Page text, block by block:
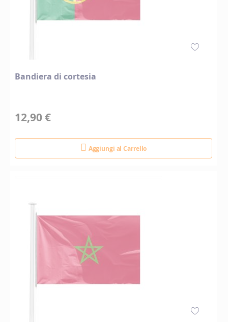
Bandiera di cortesia
12,90 €
Aggiungi al Carrello